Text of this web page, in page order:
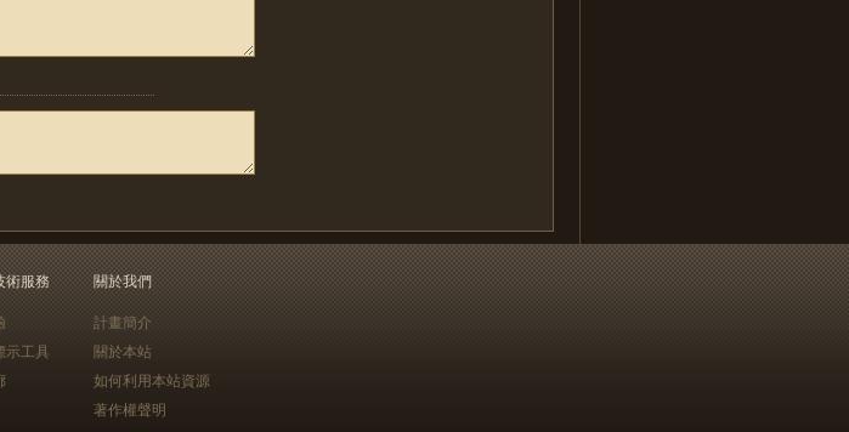
術服務
示工具
關於我們
計畫簡介
關於本站
如何利用本站資源
著作權聲明